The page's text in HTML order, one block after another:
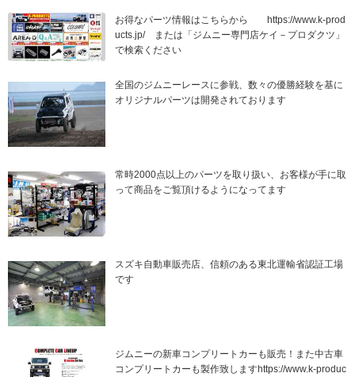
お得なパーツ情報はこちらから https://www.k-prod
ucts.jp/ または「ジムニー専門店ケイ－プロダクツ」
で検索ください
全国のジムニーレースに参戦、数々の優勝経験を基に
オリジナルパーツは開発されております
常時2000点以上のパーツを取り扱い、お客様が手に取
って商品をご覧頂けるようになってます
スズキ自動車販売店、信頼のある東北運輸省認証工場
です
ジムニーの新車コンプリートカーも販売！また中古車
コンプリートカーも製作致しますhttps://www.k-produc